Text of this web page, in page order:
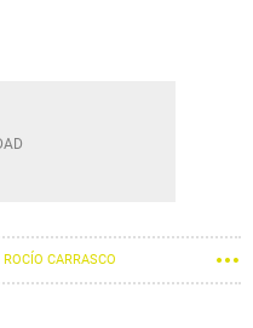
ROCÍO CARRASCO